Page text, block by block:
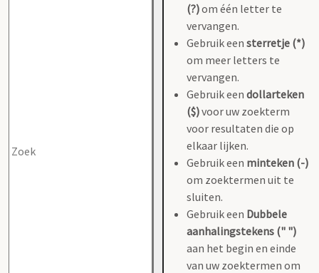
(?)om één letter te
vervangen.
Gebruik een sterretje (*)
om meer letters te
vervangen.
Gebruik een dollarteken
($)voor uw zoekterm
voor resultaten die op
elkaar lijken.
Gebruik een minteken (-)
om zoektermen uit te
sluiten.
Gebruik een Dubbele
aanhalingstekens (" ")
aan het begin en einde
van uw zoektermen om